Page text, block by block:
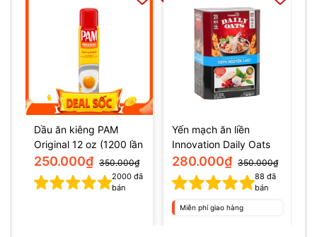
Dầu ăn kiêng PAM
Original 12 oz (1200 lần
dùng)
250.000₫ 350.000₫
2000đã
bán
Yến mạch ăn liền
Innovation Daily Oats
10Lbs (4.54kg)
280.000₫ 350.000₫
88 đã
bán
Miễn phí giao hàng